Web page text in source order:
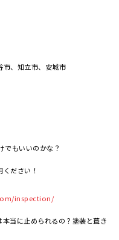
市、知立市、安城市
でもいいのかな？
ださい！
inspection/
当に止められるの？塗装と葺き